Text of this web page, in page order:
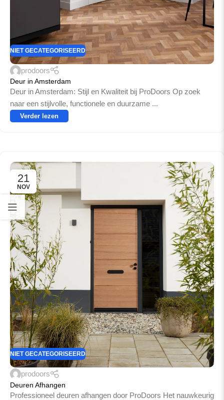
NIET GECATEGORISEERD
prodoors
Deur in Amsterdam
Deur in Amsterdam: Stijl en Kwaliteit bij ProDoors Op zoek
naar een stijlvolle, functionele en duurzame ...
Verder lezen
21
NOV
NIET GECATEGORISEERD
prodoors
Deuren Afhangen
Professioneel deuren afhangen door ProDoors Het nauwkeurig